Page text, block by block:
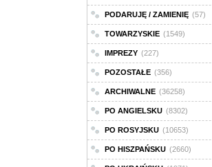
PODARUJĘ / ZAMIENIĘ (57)
TOWARZYSKIE (1549)
IMPREZY (227)
POZOSTAŁE (356)
ARCHIWALNE (36258)
PO ANGIELSKU (8302)
PO ROSYJSKU (10653)
PO HISZPAŃSKU (2660)